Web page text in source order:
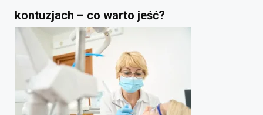
kontuzjach – co warto jeść?